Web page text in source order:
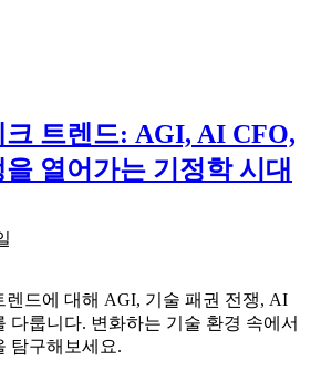
크 트렌드: AGI, AI CFO,
열어가는 기정학 시대
렌드에 대해 AGI, 기술 패권 전쟁, AI
다룹니다. 변화하는 기술 환경 속에서
탐구해보세요.